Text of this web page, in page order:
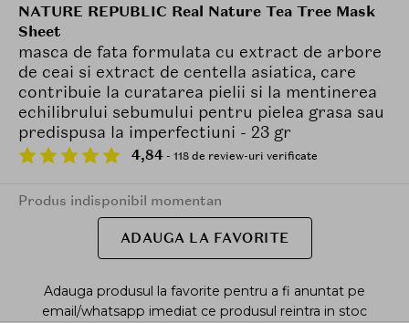
NATURE REPUBLIC Real Nature Tea Tree Mask
Sheet
masca de fata formulata cu extract de arbore
de ceai si extract de centella asiatica, care
contribuie la curatarea pielii si la mentinerea
echilibrului sebumului pentru pielea grasa sau
predispusa la imperfectiuni - 23 gr
4,84 - 118 de review-uri verificate
Produs indisponibil momentan
ADAUGA LA FAVORITE
Adauga produsul la favorite pentru a fi anuntat pe
email/whatsapp imediat ce produsul reintra in stoc